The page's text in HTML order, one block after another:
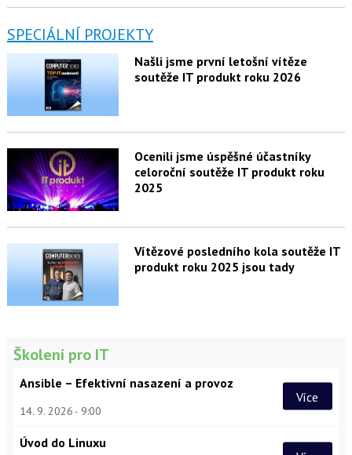
SPECIÁLNÍ PROJEKTY
Našli jsme první letošní vítěze
soutěže IT produkt roku 2026
Ocenili jsme úspěšné účastníky
celoroční soutěže IT produkt roku
2025
Vítězové posledního kola soutěže IT
produkt roku 2025 jsou tady
Školení pro IT
Ansible – Efektivní nasazení a provoz
14. 9. 2026 9:00
Více
Úvod do Linuxu